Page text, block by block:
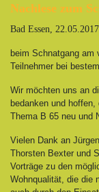
Nachlese zum
Bad Essen, 22.05.2017
beim Schnatgang am
Teilnehmer bei
Wir möchten uns an
bedanken und
Thema B 65 neu und
Vielen Dank an
Thorsten Bexter und
Vorträge zu den
Wohnqualität, die die